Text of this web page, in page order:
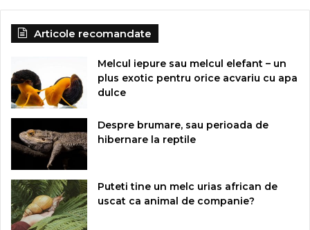
Articole recomandate
Melcul iepure sau melcul elefant – un
plus exotic pentru orice acvariu cu apa
dulce
Despre brumare, sau perioada de
hibernare la reptile
Puteti tine un melc urias african de
uscat ca animal de companie?